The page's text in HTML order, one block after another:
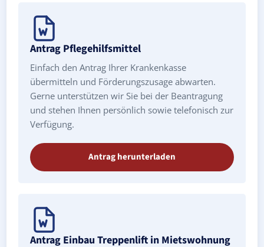
Antrag Pflegehilfsmittel
Einfach den Antrag Ihrer Krankenkasse
übermitteln und Förderungszusage abwarten.
Gerne unterstützen wir Sie bei der Beantragung
und stehen Ihnen persönlich sowie telefonisch zur
Verfügung.
Antrag herunterladen
Antrag Einbau Treppenlift in Mietswohnung